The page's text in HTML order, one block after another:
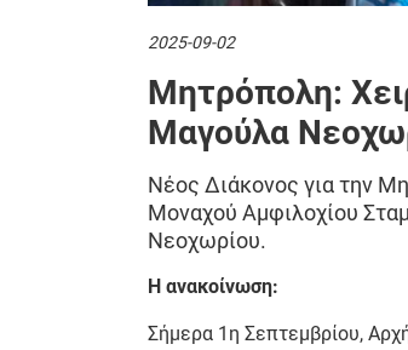
2025-09-02
Μητρόπολη:
Μαγούλα
Νέος Διάκονος για την
Μοναχού Αμφιλοχίου
Νεοχωρίου.
Η ανακοίνωση:
Σήμερα 1η Σεπτεμβρίου,